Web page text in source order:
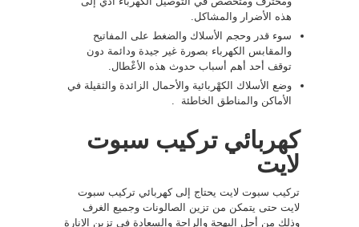
هذه الأضرار والمشاكل.
سوء قدر وحجم الأسلاك والضغط على المفاتيح
والمقابس الكهرباء بصورة غير جيدة ودائمة دون
توقف أحد أهم أسباب حدوث هذه الأعْطال.
وضع الأسلاك الكهْربائية والأحمال الزائدة والثقيلة في
الأماكن والمناطق الخاطئة .
كهربائي تركيب سبوت
لايت
تركيب سبوت لايت يحتاج إلى كهربائي تركيب سبوت
لايت حتى يتمكن من تزين الصالونات وجميع الغرف
وذلك من أجل البهجة والراحة والسعادة في تزين الإنارة